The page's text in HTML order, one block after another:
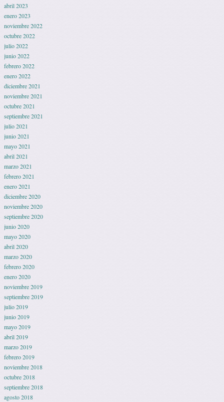
abril 2023
enero 2023
noviembre 2022
octubre 2022
julio 2022
junio 2022
febrero 2022
enero 2022
diciembre 2021
noviembre 2021
octubre 2021
septiembre 2021
julio 2021
junio 2021
mayo 2021
abril 2021
marzo 2021
febrero 2021
enero 2021
diciembre 2020
noviembre 2020
septiembre 2020
junio 2020
mayo 2020
abril 2020
marzo 2020
febrero 2020
enero 2020
noviembre 2019
septiembre 2019
julio 2019
junio 2019
mayo 2019
abril 2019
marzo 2019
febrero 2019
noviembre 2018
octubre 2018
septiembre 2018
agosto 2018